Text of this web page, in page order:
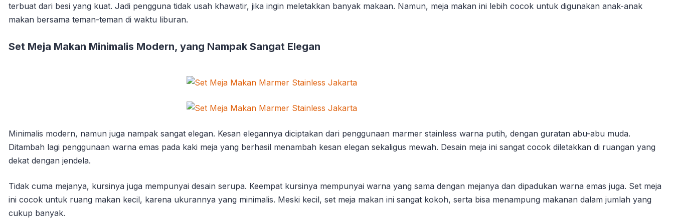
terbuat dari besi yang kuat. Jadi pengguna tidak usah khawatir, jika ingin meletakkan banyak makaan. Namun, meja makan ini lebih cocok untuk digunakan anak-anak
makan bersama teman-teman di waktu liburan.
Set Meja Makan Minimalis Modern, yang Nampak Sangat Elegan
Minimalis modern, namun juga nampak sangat elegan. Kesan elegannya diciptakan dari penggunaan marmer stainless warna putih, dengan guratan abu-abu muda.
Ditambah lagi penggunaan warna emas pada kaki meja yang berhasil menambah kesan elegan sekaligus mewah. Desain meja ini sangat cocok diletakkan di ruangan yang
dekat dengan jendela.
Tidak cuma mejanya, kursinya juga mempunyai desain serupa. Keempat kursinya mempunyai warna yang sama dengan mejanya dan dipadukan warna emas juga. Set meja
ini cocok untuk ruang makan kecil, karena ukurannya yang minimalis. Meski kecil, set meja makan ini sangat kokoh, serta bisa menampung makanan dalam jumlah yang
cukup banyak.